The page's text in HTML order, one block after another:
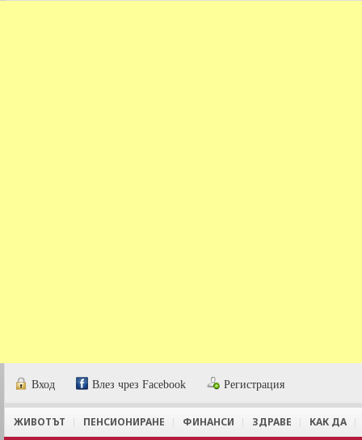
Вход Влез чрез Facebook Регистрация
ЖИВОТЪТ ПЕНСИОНИРАНЕ ФИНАНСИ ЗДРАВЕ КАК ДА